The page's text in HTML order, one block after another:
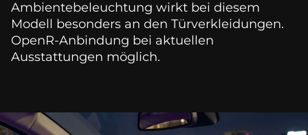
Ambientebeleuchtung wirkt bei diesem
Modell besonders an den Türverkleidungen.
OpenR-Anbindung bei aktuellen
Ausstattungen möglich.